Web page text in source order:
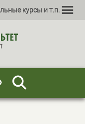
курсы и т.п.